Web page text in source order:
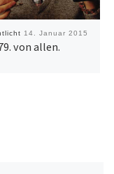
14. Januar 2015
von allen.